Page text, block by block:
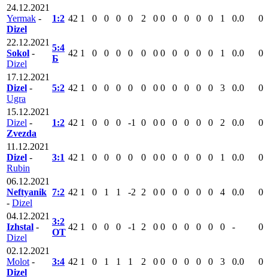
24.12.2021
Yermak -
Dizel
1:2 42 1 0 0 0 0 2 0 0 0 0 0 0 1 0.0 0
22.12.2021
Sokol -
Dizel
5:4
Б
42 1 0 0 0 0 0 0 0 0 0 0 0 1 0.0 0
17.12.2021
Dizel -
Ugra
5:2 42 1 0 0 0 0 0 0 0 0 0 0 0 3 0.0 0
15.12.2021
Dizel -
Zvezda
1:2 42 1 0 0 0 -1 0 0 0 0 0 0 0 2 0.0 0
11.12.2021
Dizel -
Rubin
3:1 42 1 0 0 0 0 0 0 0 0 0 0 0 1 0.0 0
06.12.2021
Neftyanik
- Dizel
7:2 42 1 0 1 1 -2 2 0 0 0 0 0 0 4 0.0 0
04.12.2021
Izhstal -
Dizel
3:2
ОТ
42 1 0 0 0 -1 2 0 0 0 0 0 0 0 - 0
02.12.2021
Molot -
Dizel
3:4 42 1 0 1 1 1 2 0 0 0 0 0 0 3 0.0 0